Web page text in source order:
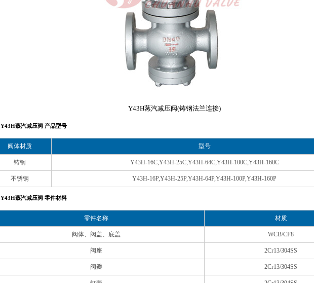
Y43H蒸汽减压阀(铸钢法兰连接)
蒸汽减压阀 产品型号
阀体材质 型号
铸钢 Y43H-16C,Y43H-25C,Y43H-64C,Y43H-100C,Y43H-160C
不锈钢 Y43H-16P,Y43H-25P,Y43H-64P,Y43H-100P,Y43H-160P
蒸汽减压阀 零件材料
零件名称 材质
阀体、阀盖、底盖 WCB/CF8
阀座 2Cr13/304SS
阀瓣 2Cr13/304SS